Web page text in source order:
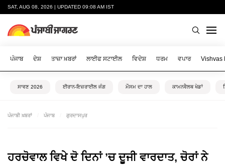
SAT, AUG 08, 2026 | UPDATED 09:08 AM IST
ਪੰਜਾਬ ਦੇਸ਼ ਤਾਜ਼ਾ ਖ਼ਬਰਾਂ ਲਾਈਫ ਸਟਾਈਲ ਵਿਦੇਸ਼ ਧਰਮ ਵਪਾਰ Vishvas
ਸਾਵਣ 2026 ਈਰਾਨ-ਇਜ਼ਰਾਈਲ ਜੰਗ ਮੌਸਮ ਦਾ ਹਾਲ ਕਾਮਨਵੈਲਥ ਖੇਡਾਂ
ਪੰਜਾਬੀ ਖ਼ਬਰਾਂ ਪੰਜਾਬ ਗੁਰਦਾਸਪੁਰ
ਹਰਚੋਵਾਲ ਵਿਖੇ ਦੋ ਦਿਨਾਂ ’ਚ ਦੂਜੀ ਵਾਰਦਾਤ, ਚੋਰਾਂ ਨੇ